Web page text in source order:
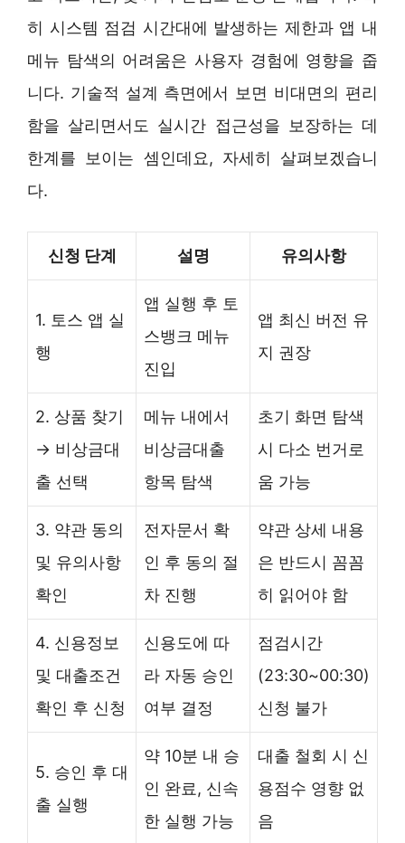
히 시스템 점검 시간대에 발생하는 제한과 앱 내
메뉴 탐색의 어려움은 사용자 경험에 영향을 줍
니다. 기술적 설계 측면에서 보면 비대면의 편리
함을 살리면서도 실시간 접근성을 보장하는 데
한계를 보이는 셈인데요, 자세히 살펴보겠습니
다.
신청 단계 설명 유의사항
1. 토스 앱 실
행
앱 실행 후 토
스뱅크 메뉴
진입
앱 최신 버전 유
지 권장
2. 상품 찾기
→ 비상금대
출 선택
메뉴 내에서
비상금대출
항목 탐색
초기 화면 탐색
시 다소 번거로
움 가능
3. 약관 동의
및 유의사항
확인
전자문서 확
인 후 동의 절
차 진행
약관 상세 내용
은 반드시 꼼꼼
히 읽어야 함
4. 신용정보
및 대출조건
확인 후 신청
신용도에 따
라 자동 승인
여부 결정
점검시간
(23:30~00:30)
신청 불가
5. 승인 후 대
출 실행
약 10분 내 승
인 완료, 신속
한 실행 가능
대출 철회 시 신
용점수 영향 없
음